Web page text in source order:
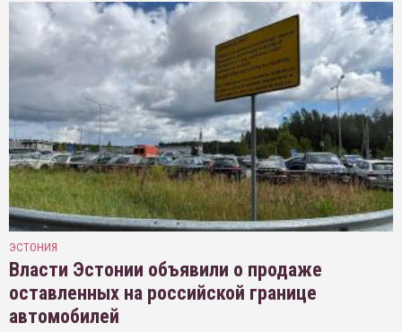
ЭСТОНИЯ
Власти Эстонии объявили о продаже
оставленных на российской границе
автомобилей